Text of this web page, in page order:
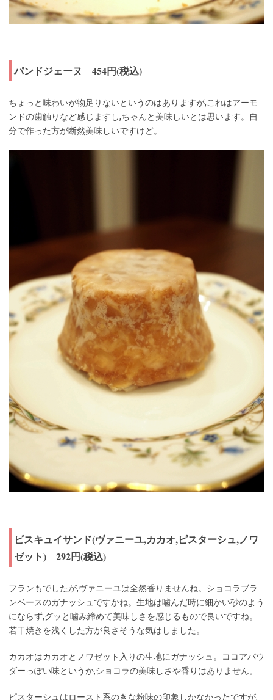
パンドジェーヌ 454円(税込)
ちょっと味わいが物足りないというのはありますが,これはアーモ
ンドの歯触りなど感じますし,ちゃんと美味しいとは思います。自
分で作った方が断然美味しいですけど。
ビスキュイサンド(ヴァニーユ,カカオ,ピスターシュ,ノワ
ゼット) 292円(税込)
フランもでしたが,ヴァニーユは全然香りませんね。ショコラブラ
ンベースのガナッシュですかね。生地は噛んだ時に細かい砂のよう
にならず,グッと噛み締めて美味しさを感じるもので良いですね。
若干焼きを浅くした方が良さそうな気はしました。
カカオはカカオとノワゼット入りの生地にガナッシュ。ココアパウ
ダーっぽい味というか,ショコラの美味しさや香りはありません。
ピスターシュはロースト系のきな粉味の印象しかなかったですが,